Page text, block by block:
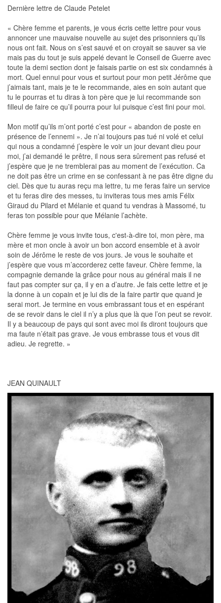
Dernière lettre de Claude Petelet
« Chère femme et parents, je vous écris cette lettre pour vous
annoncer une mauvaise nouvelle au sujet des prisonniers qu’ils
nous ont fait. Nous on s’est sauvé et on croyait se sauver sa vie
mais pas du tout je suis appelé devant le Conseil de Guerre avec
toute la demi section dont je faisais partie on est six condamnés à
mort. Quel ennui pour vous et surtout pour mon petit Jérôme que
j’aimais tant, mais je te le recommande, aies en soin autant que
tu le pourras et tu diras à ton père que je lui recommande son
filleul de faire ce qu’il pourra pour lui puisque c’est fini pour moi.
Mon motif qu’ils m’ont porté c’est pour « abandon de poste en
présence de l’ennemi ». Je n’ai toujours pas tué ni volé et celui
qui nous a condamné j’espère le voir un jour devant dieu pour
moi, j’ai demandé le prêtre, il nous sera sûrement pas refusé et
j’espère que je ne tremblerai pas au moment de l’exécution. Ca
ne doit pas être un crime en se confessant à ne pas être digne du
ciel. Dès que tu auras reçu ma lettre, tu me feras faire un service
et tu feras dire des messes, tu inviteras tous mes amis Félix
Giraud du Pilard et Mélanie et quand tu vendras à Massomé, tu
feras ton possible pour que Mélanie l’achète.
Chère femme je vous invite tous, c'est-à-dire toi, mon père, ma
mère et mon oncle à avoir un bon accord ensemble et à avoir
soin de Jérôme le reste de vos jours. Je vous le souhaite et
j’espère que vous m’accorderez cette faveur. Chère femme, la
compagnie demande la grâce pour nous au général mais il ne
faut pas compter sur ça, il y en a d’autre. Je fais cette lettre et je
la donne à un copain et je lui dis de la faire partir que quand je
serai mort. Je termine en vous embrassant tous et en espérant
de se revoir dans le ciel il n’y a plus que là que l’on peut se revoir.
Il y a beaucoup de pays qui sont avec moi ils diront toujours que
ma faute n’était pas grave. Je vous embrasse tous et vous dit
adieu. Je regrette. »
JEAN QUINAULT